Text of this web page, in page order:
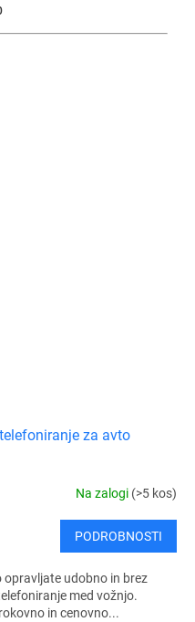
za avto
Na zalogi (>5 kos)
PODROBNOSTI
opravljate udobno in brez
med vožnjo.
in cenovno...